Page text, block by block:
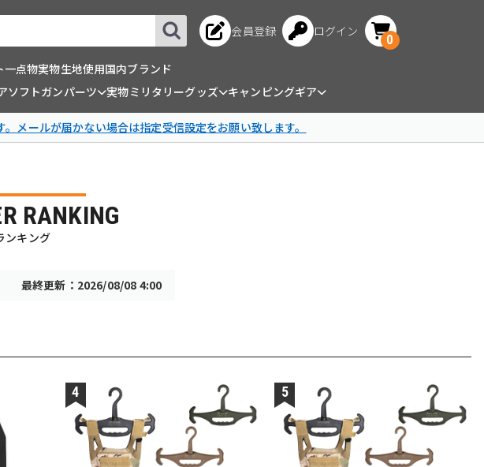
会員登録 ログイン
0
一点物実物生地使用国内ブランド
ソフトガンパーツ 実物ミリタリーグッズ キャンピングギア
メールが届かない場合は指定受信設定をお願い致します。
RANKING
ンキング
最終更新：2026/08/08 4:00